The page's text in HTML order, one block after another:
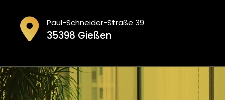
Paul-Schneider-Straße 39
35398 Gießen